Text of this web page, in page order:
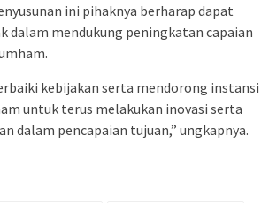
ini pihaknya berharap dapat
dalam mendukung peningkatan capaian
kebijakan serta mendorong instansi
untuk terus melakukan inovasi serta
dalam pencapaian tujuan,” ungkapnya.